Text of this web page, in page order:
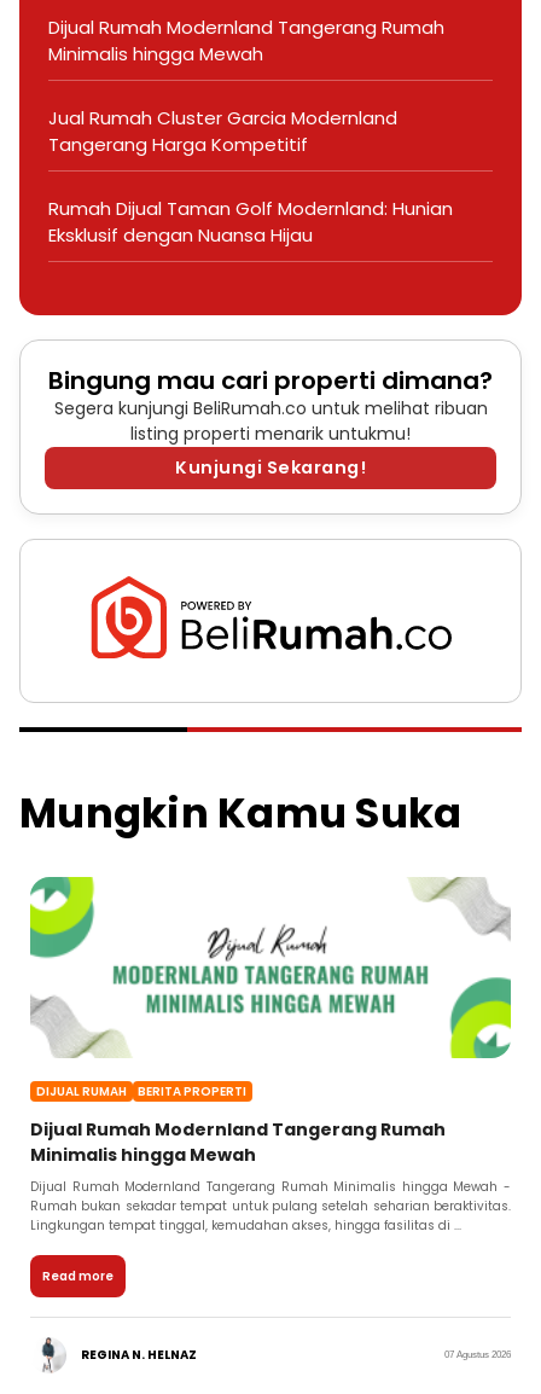
Dijual Rumah Modernland Tangerang Rumah
Minimalis hingga Mewah
Jual Rumah Cluster Garcia Modernland
Tangerang Harga Kompetitif
Rumah Dijual Taman Golf Modernland: Hunian
Eksklusif dengan Nuansa Hijau
Bingung mau cari properti dimana?
Segera kunjungi BeliRumah.co untuk melihat ribuan
listing properti menarik untukmu!
Kunjungi Sekarang!
Mungkin Kamu Suka
DIJUAL RUMAH BERITA PROPERTI
Dijual Rumah Modernland Tangerang Rumah
Minimalis hingga Mewah
Dijual Rumah Modernland Tangerang Rumah Minimalis hingga Mewah -
Rumah bukan sekadar tempat untuk pulang setelah seharian beraktivitas.
Lingkungan tempat tinggal, kemudahan akses, hingga fasilitas di ...
Read more
REGINA N. HELNAZ 07 Agustus 2026